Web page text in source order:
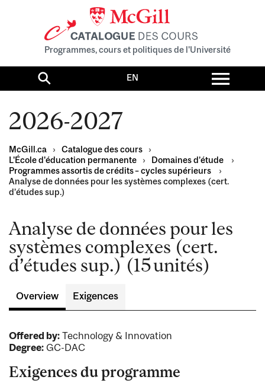
Programmes, cours et politiques de l'Université
Search EN menu
2026-2027
McGill.ca › Catalogue des cours
›
L'École d'éducation permanente
› Domaines d’étude
›
Programmes assortis de crédits – cycles supérieurs
›
Analyse de données pour les systèmes complexes (cert.
d’études sup.)
Analyse de données pour les
systèmes complexes (cert.
d’études sup.) (15 unités)
Overview Exigences
Offered by: Technology & Innovation
Degree: GC-DAC
Exigences du programme